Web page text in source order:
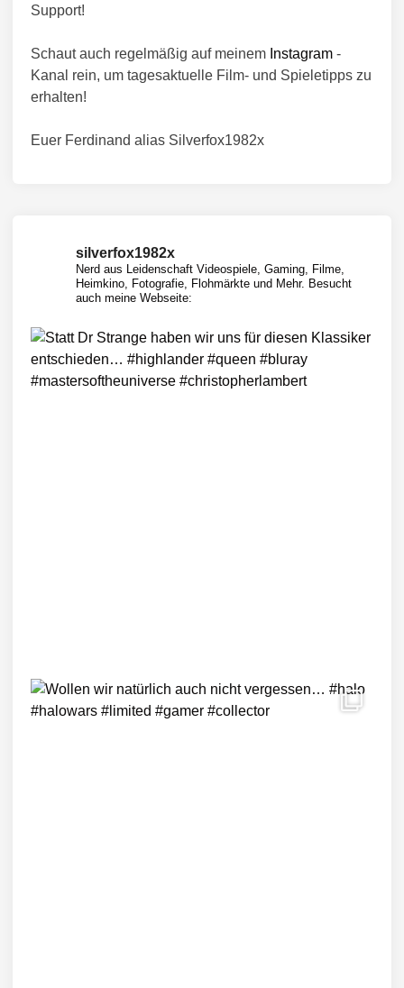
Support!
Schaut auch regelmäßig auf meinem Instagram -
Kanal rein, um tagesaktuelle Film- und Spieletipps zu
erhalten!
Euer Ferdinand alias Silverfox1982x
silverfox1982x
Nerd aus Leidenschaft Videospiele, Gaming, Filme,
Heimkino, Fotografie, Flohmärkte und Mehr. Besucht
auch meine Webseite: